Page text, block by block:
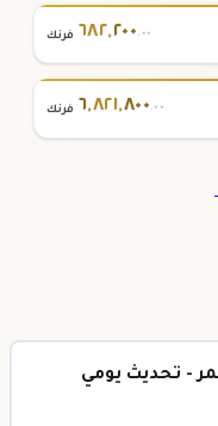
٦٨٢,٢٠٠.٠٠ فرنك
٦,٨٢١,٨٠٠.٠٠ فرنك
- تحديث يومي